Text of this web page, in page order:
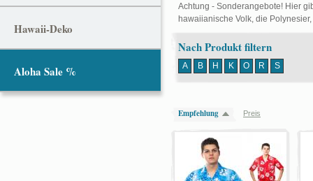
Achtung - Sonderangebote! Hier
hawaiianische Volk, die
Nach Produkt filtern
A B H K O R S
Empfehlung Preis
Hawaii-Deko
Aloha Sale %